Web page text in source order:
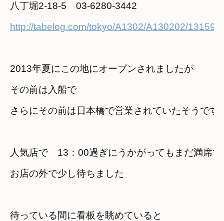
http://tabelog.com/tokyo/A1302/A130202/
2013年夏にこの地にオープンされましたが
その前は入船で
さらにその前は日本橋で営業されていたそうです
人気店で　13：00過ぎにうかがってもまだ満席
お店の外で少し待ちました
待っている間に看板を眺めていると